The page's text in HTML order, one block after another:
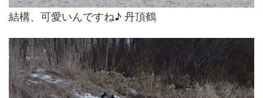
結構、可愛いんですね♪ 丹頂鶴